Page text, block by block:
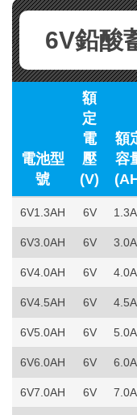
6V鉛酸
電池型
號
額
定
電
壓
(V)
額
容
6V1.3AH 6V
6V3.0AH 6V
6V4.0AH 6V
6V4.5AH 6V
6V5.0AH 6V
6V6.0AH 6V
6V7.0AH 6V